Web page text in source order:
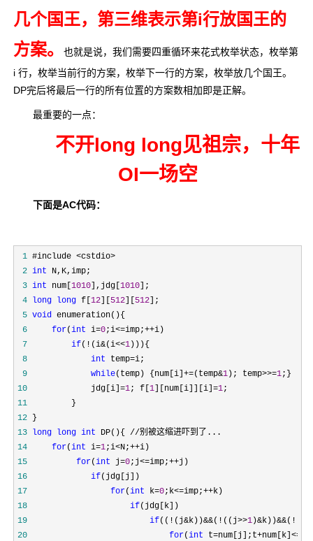
几个国王，第三维表示第i行放国王的
方案。
也就是说，我们需要四重循环来花式枚举状态，枚举第
i 行，枚举当前行的方案，枚举下一行的方案，枚举放几个国王。
DP完后将最后一行的所有位置的方案数相加即是正解。
最重要的一点：
不开long long见祖宗，十年
OI一场空
下面是AC代码：
1
2 int
3 int num[ 1010 ],jdg[ 1010
4
long long f[ 12 512 512
5 void
6
for(int i=0;i<=imp;++
7
if(!(i&(i<<1
8
int temp=
9
while(temp) {num[i]+=(temp&1 ); temp>>=1
10
             jdg[i]=
1; f[ 1 ][num[i]][i]=1
11
12
13
long long int
14
for(int i=1;i<N;++
15
for(int j=0;j<=imp;++
16
if
17
for(int k=0;k<=imp;++
18
if
19
if((!(j&k))&&(!((j>>1
20
for(int